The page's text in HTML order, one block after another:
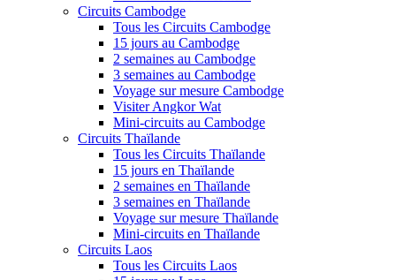
Circuits Cambodge
Tous les Circuits Cambodge
15 jours au Cambodge
2 semaines au Cambodge
3 semaines au Cambodge
Voyage sur mesure Cambodge
Visiter Angkor Wat
Mini-circuits au Cambodge
Circuits Thaïlande
Tous les Circuits Thaïlande
15 jours en Thaïlande
2 semaines en Thaïlande
3 semaines en Thaïlande
Voyage sur mesure Thaïlande
Mini-circuits en Thaïlande
Circuits Laos
Tous les Circuits Laos